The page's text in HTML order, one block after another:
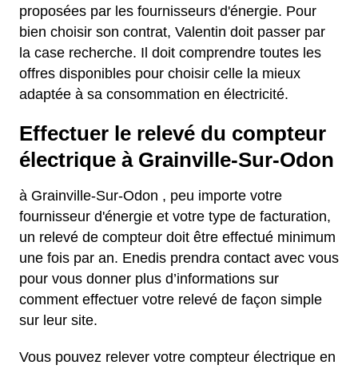
proposées par les fournisseurs d'énergie. Pour
bien choisir son contrat, Valentin doit passer par
la case recherche. Il doit comprendre toutes les
offres disponibles pour choisir celle la mieux
adaptée à sa consommation en électricité.
Effectuer le relevé du compteur
électrique à Grainville-Sur-Odon
à Grainville-Sur-Odon , peu importe votre
fournisseur d'énergie et votre type de facturation,
un relevé de compteur doit être effectué minimum
une fois par an. Enedis prendra contact avec vous
pour vous donner plus d’informations sur
comment effectuer votre relevé de façon simple
sur leur site.
Vous pouvez relever votre compteur électrique en